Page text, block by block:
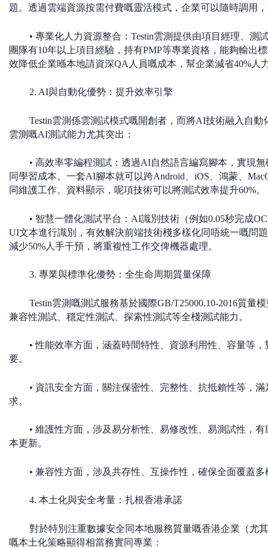
題。透過雲端資源按需付費嘅靈活模式，企業可以隨時調用
• 專業化人力資源整合：Testin雲測提供由項目經理、測
團隊有10年以上項目經驗，持有PMP等專業資格，能夠輸出
效降低企業喺本地請資深QA人員嘅成本，幫企業減省40%人
2. AI與自動化優勢：提升效率引擎
Testin雲測係雲測試模式嘅開創者，而將AI技術融入自
雲測嘅AI測試能力尤其突出：
• 高效率零編程測試：透過AI自然語言編寫腳本，實現
同學習成本。一套AI腳本就可以跨Android、iOS、鴻蒙、
同維護工作。資料顯示，呢項技術可以將測試效率提升60%。
• 智慧一體化測試平台：AI識別技術（例如0.05秒完成
UI文本進行識別，有效解決前端技術棧多樣化同唔統一嘅問
減少50%人手干預，將重複性工作交俾機器處理。
3. 專業與標準化優勢：全生命周期質量保障
Testin雲測嘅測試服務基於國際GB/T25000.10-2016質量
兼容性測試、穩定性測試、探索性測試等全棧測試能力。
• 性能效率方面，涵蓋時間特性、資源利用性、容量等
要。
• 資訊安全方面，關注保密性、完整性、抗抵賴性等，
求。
• 維護性方面，涉及易分析性、易修改性、易測試性，
本更新。
• 兼容性方面，涉及共存性、互操作性，確保全面覆蓋
4. 本土化與安全考量：扎根香港承諾
對於特別注重數據安全同本地服務質量嘅香港企業（尤
嘅本土化策略顯得相當務實同專業：